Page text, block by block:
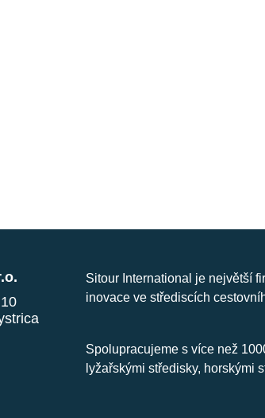
Sitour International je největší
inovace ve střediscích
Spolupracujeme s více než
lyžařskými středisky, horskými